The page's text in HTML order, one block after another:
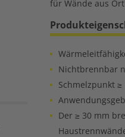
für Wände aus
Nichtbrennbar
Schmelzpunkt ≥
Der ≥ 30 mm